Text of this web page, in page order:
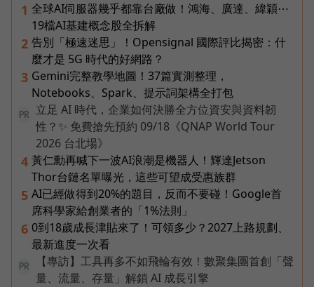
1 全球AI伺服器幾乎都靠台廠做！鴻海、廣達、緯穎⋯
19檔AI基建概念股全拆解
2 告別「極速迷思」！Opensignal 國際評比揭密：什
麼才是 5G 時代的好網路？
3 Gemini完整教學地圖！37篇實測整理，
Notebooks、Spark、提示詞架構全打包
PR
立足 AI 時代，企業如何決勝全方位資安與資料韌
性？✨ 免費搶先預約 09/18《QNAP World Tour
2026 台北場》
4 黃仁勳再喊下一波AI浪潮是機器人！輝達Jetson
Thor台鏈名單曝光，這些可望成受惠族群
5 AI已經做得到20%的題目，反而不要碰！Google首
席科學家給創業者的「1%法則」
6 0到18歲成長津貼來了！可領多少？2027上路規劃、
最新進度一次看
PR
【專訪】工具再多不如飛輪有效！數聚集團首創「聲
量、流量、存量」解鎖 AI 成長引擎